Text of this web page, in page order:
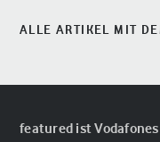
ALLE ARTIKEL MIT
featured ist